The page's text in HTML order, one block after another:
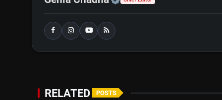
RELATED POSTS